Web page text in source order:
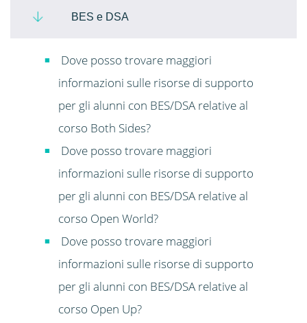
BES e DSA
Dove posso trovare maggiori
informazioni sulle risorse di supporto
per gli alunni con BES/DSA relative al
corso Both Sides?
Dove posso trovare maggiori
informazioni sulle risorse di supporto
per gli alunni con BES/DSA relative al
corso Open World?
Dove posso trovare maggiori
informazioni sulle risorse di supporto
per gli alunni con BES/DSA relative al
corso Open Up?